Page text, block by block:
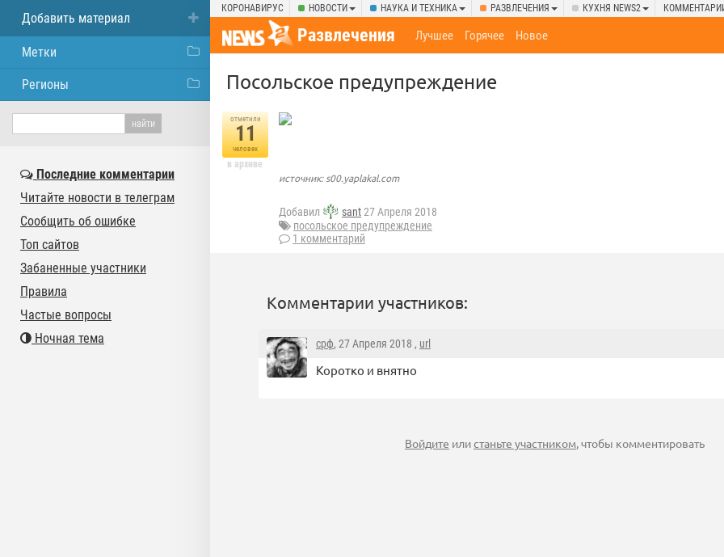
КОРОНАВИРУС НОВОСТИ НАУКА И ТЕХНИКА РАЗВЛЕЧЕНИЯ КУХНЯ NEWS2
Развлечения Лучшее Горячее Новое
Посольское предупреждение
отметили
11
человек
в архиве
источник: s00.yaplakal.com
Добавил sant27 Апреля 2018
посольское предупреждение
1 комментарий
Комментарии участников:
срф, 27 Апреля 2018 , url
Коротко и внятно
Войдите илистаньте участником, чтобы комментировать
Добавить материал
Метки
Регионы
Последние комментарии
Читайте новости в телеграм
Сообщить об ошибке
Топ сайтов
Забаненные участники
Правила
Частые вопросы
Ночная тема